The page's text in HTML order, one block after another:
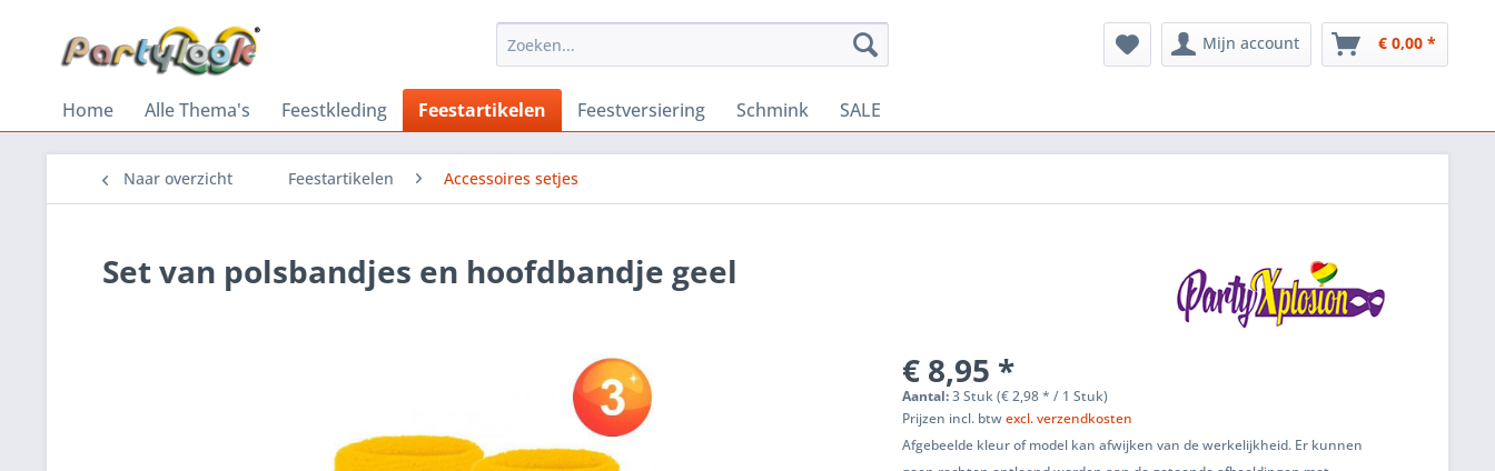
Mijn account € 0,00 *
Home Alle Thema's Feestkleding Feestartikelen Feestversiering Schmink SALE
Naar overzicht Feestartikelen Accessoires setjes
Set van polsbandjes en hoofdbandje geel
€ 8,95 *
Aantal:3 Stuk (€ 2,98 * / 1 Stuk)
Prijzen incl. btwexcl. verzendkosten
Afgebeelde kleur of model kan afwijken van de werkelijkheid. Er kunnen